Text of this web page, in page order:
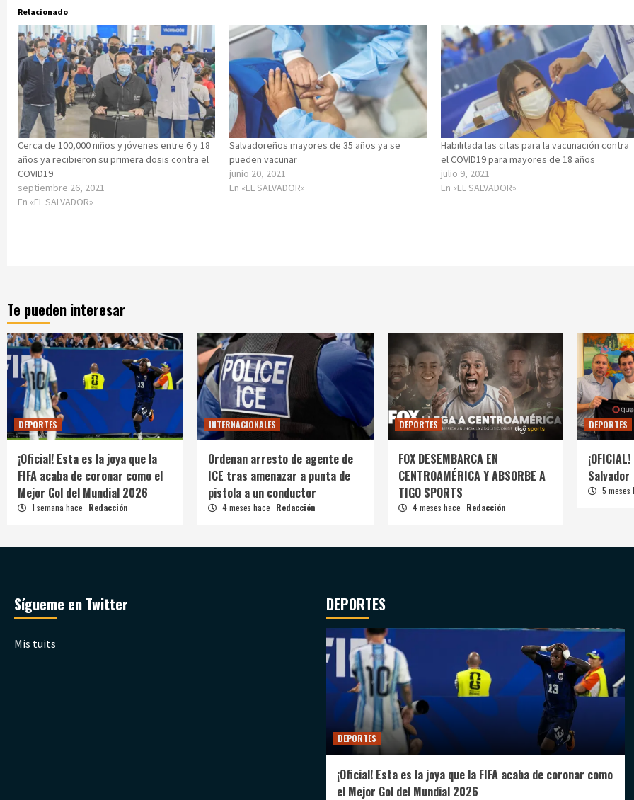
Relacionado
Cerca de 100,000 niños y jóvenes entre 6 y 18
años ya recibieron su primera dosis contra el
COVID19
septiembre 26, 2021
En «EL SALVADOR»
Salvadoreños mayores de 35 años ya se
pueden vacunar
junio 20, 2021
En «EL SALVADOR»
Habilitada las citas para la vacunación contra
el COVID19 para mayores de 18 años
julio 9, 2021
En «EL SALVADOR»
Te pueden interesar
DEPORTES
¡Oficial! Esta es la joya que la
FIFA acaba de coronar como el
Mejor Gol del Mundial 2026
1 semana hace Redacción
INTERNACIONALES
Ordenan arresto de agente de
ICE tras amenazar a punta de
pistola a un conductor
4 meses hace Redacción
DEPORTES
FOX DESEMBARCA EN
CENTROAMÉRICA Y ABSORBE A
TIGO SPORTS
4 meses hace Redacción
DEPORTES
Salvador
5
Sígueme en Twitter
Mis tuits
DEPORTES
DEPORTES
¡Oficial! Esta es la joya que la FIFA acaba de coronar como
el Mejor Gol del Mundial 2026